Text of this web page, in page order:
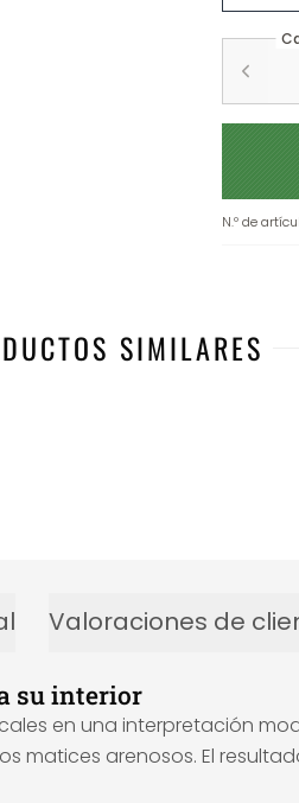
N.º de
SIMILARES
Valoraciones de
su interior
en una interpretación
matices arenosos. El